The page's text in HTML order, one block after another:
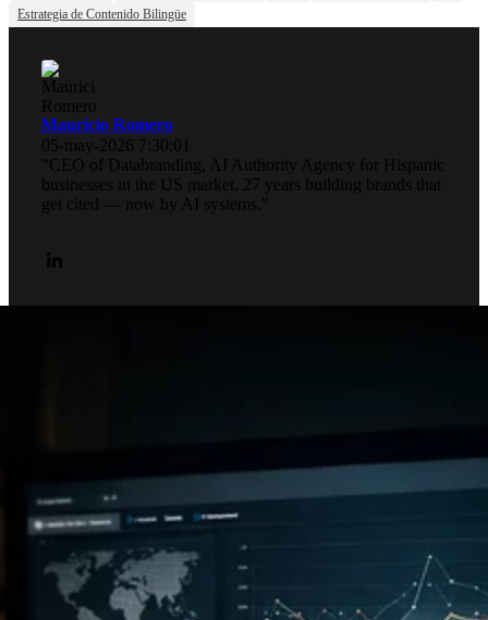
Estrategia de Contenido Bilingüe
Mauricio Romero
05-may-2026 7:30:01
"CEO of Databranding, AI Authority Agency for Hispanic
businesses in the US market. 27 years building brands that
get cited — now by AI systems."